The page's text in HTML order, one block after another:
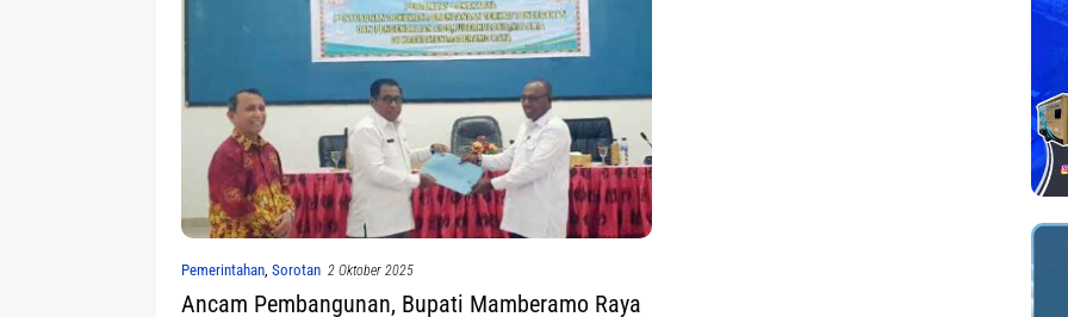
Pemerintahan Sorotan 2 Oktober 2025
Ancam Pembangunan, Bupati Mamberamo Raya